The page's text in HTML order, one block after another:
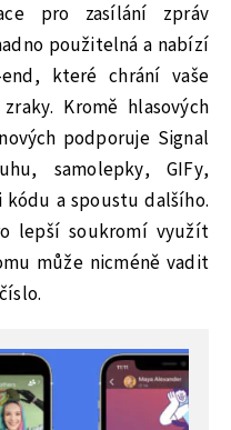
pro zasílání zpráv
použitelná a nabízí
které chrání vaše
Kromě hlasových
podporuje Signal
samolepky, GIFy,
kódu a spoustu dalšího.
lepší soukromí využít
může nicméně vadit